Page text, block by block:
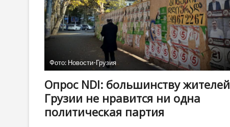
Фото: Новости-Грузия
Опрос NDI: большинству жителей
Грузии не нравится ни одна
политическая партия